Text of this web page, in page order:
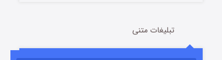
تبلیغات متنی